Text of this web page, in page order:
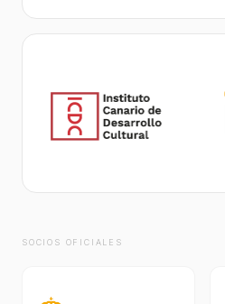
SOCIOS OFICIALES